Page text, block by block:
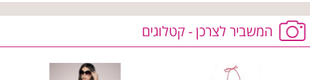
המשביר לצרכן - קטלוגים